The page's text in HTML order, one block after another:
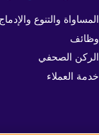
المساواة والتنوع والإدماج
وظائف
الركن الصحفي
خدمة العملاء